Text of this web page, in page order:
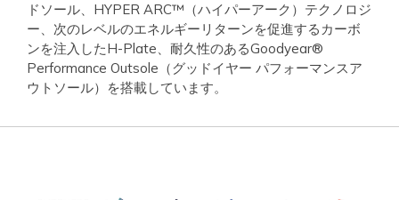
ドソール、HYPER ARC™（ハイパーアーク）テクノロジ
ー、次のレベルのエネルギーリターンを促進するカーボ
ンを注入したH-Plate、耐久性のあるGoodyear®
Performance Outsole（グッドイヤー パフォーマンスア
ウトソール）を搭載しています。